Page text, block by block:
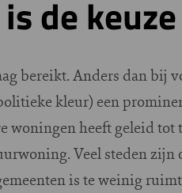
de keuze
bereikt. Anders dan bij
kleur) een
woningen heeft geleid
Veel steden zijn
is te weinig